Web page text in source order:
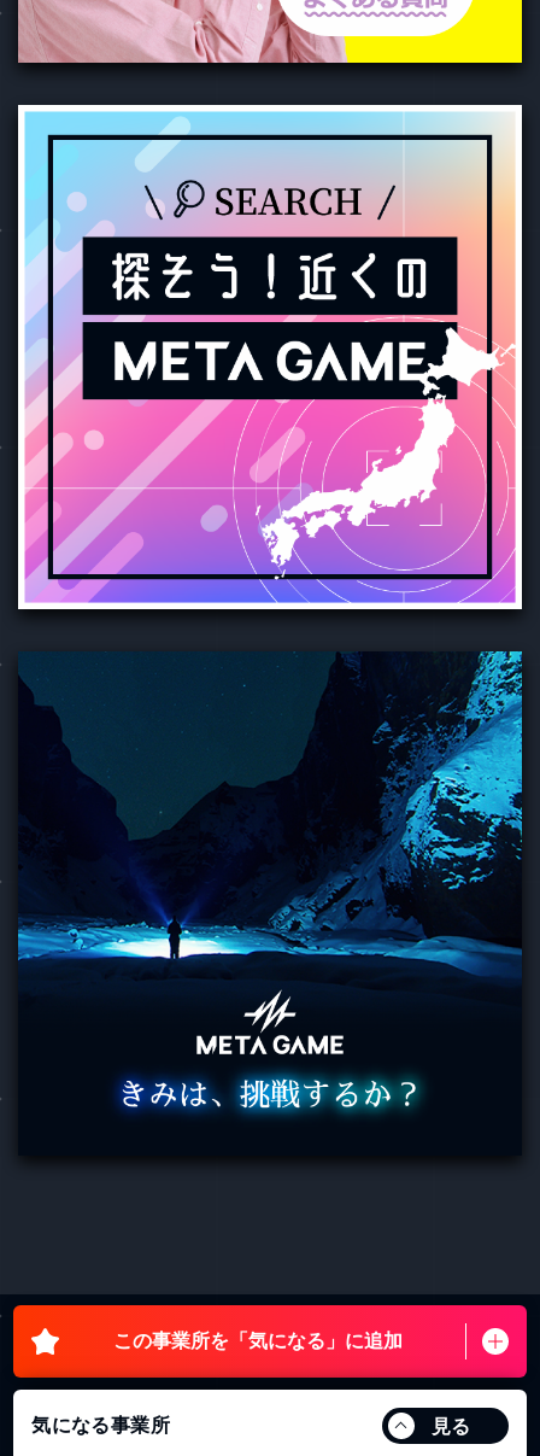
この事業所を 「気になる」に追加
気になる事業所 見る